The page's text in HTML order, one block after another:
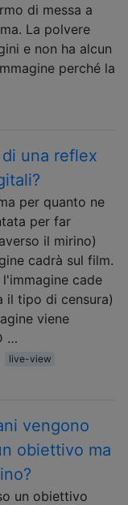
di messa a
La polvere
e non ha alcun
perché la
una reflex
per quanto ne
per far
il mirino)
cadrà sul film.
cade
il tipo di censura)
viene
…
live-view
vengono
obiettivo ma
un obiettivo